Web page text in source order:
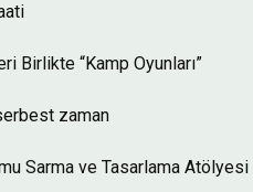
Birlikte “Kamp Oyunları”
zaman
Sarma ve Tasarlama Atölyesi